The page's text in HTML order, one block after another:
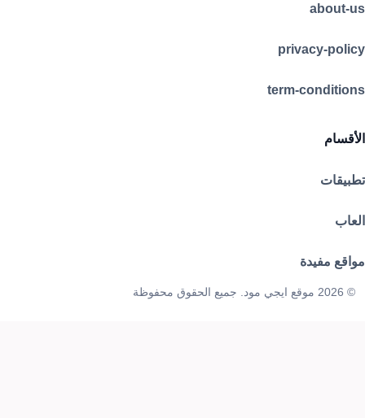
about-us
privacy-policy
term-conditions
الأقسام
تطبيقات
العاب
مواقع مفيدة
© 2026 موقع ايجي مود. جميع الحقوق محفوظة